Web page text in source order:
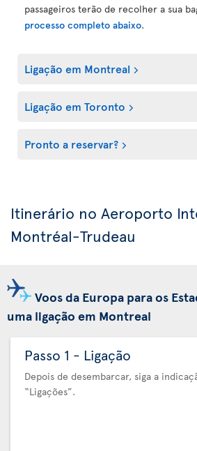
passageiros terão de recolher a sua
processo completo abaixo.
Ligação em Montreal
Ligação em Toronto
Pronto a reservar?
Itinerário no Aeroporto
Montréal-Trudeau
Voos da Europa para os
uma ligação em Montreal
Passo 1 - Ligação
Depois de desembarcar, siga a
“Ligações”.